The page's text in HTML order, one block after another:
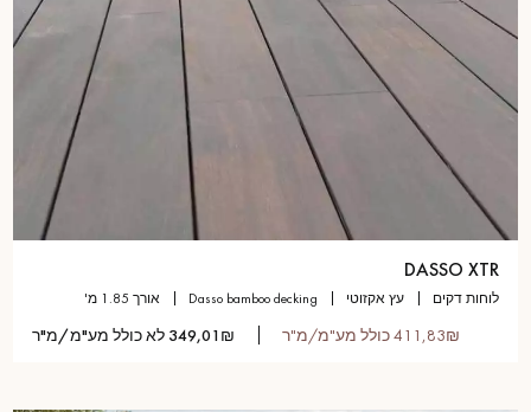
DASSO XTR
לוחות דקים עץ אקזוטי dasso bamboo decking אורך 1.85 מ'
411,83₪ כולל מע"מ/מ"ר 349,01₪ לא כולל מע"מ/מ"ר